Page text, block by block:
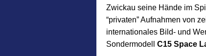
Zwickau seine Hände im
“privaten” Aufnahmen von
internationales Bild- und
Sondermodell C15 Space